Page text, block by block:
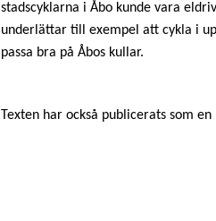
stadscyklarna i Åbo kunde vara
underlättar till exempel att cykla i
passa bra på Åbos kullar.
Texten har också publicerats som en